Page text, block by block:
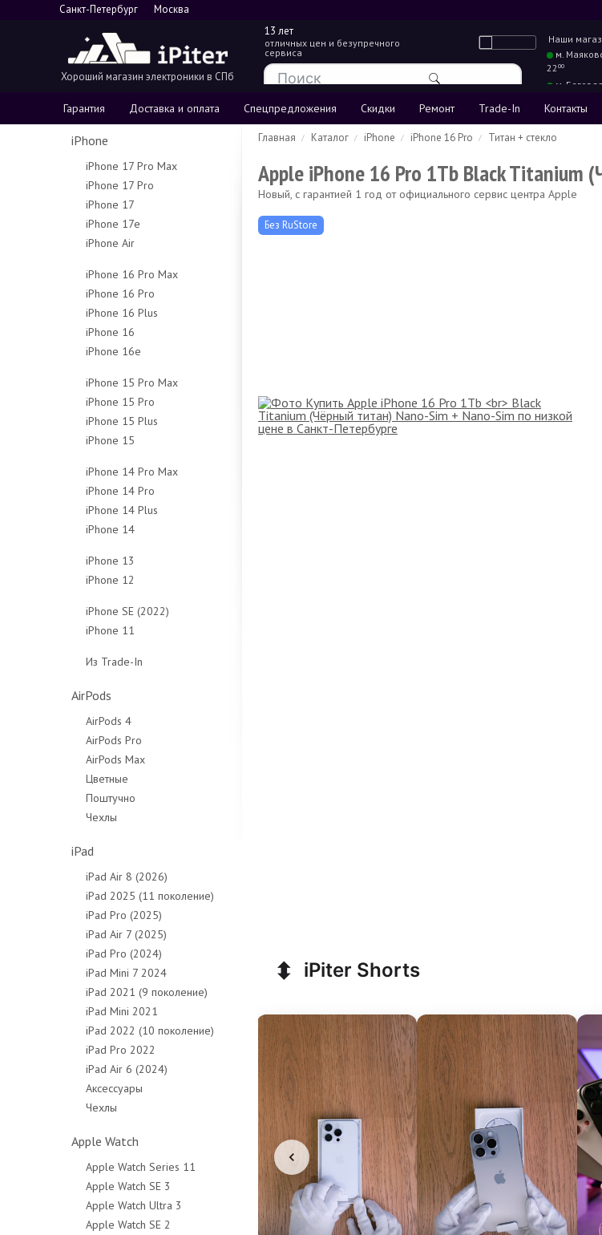
Санкт-Петербург Москва
Хороший магазин электроники в СПб
Наши
м.
2200
м. Беговая,
13 лет
отличных цен и безупречного
сервиса
Гарантия Доставка и оплата Спецпредложения Скидки Ремонт Trade-In Контакты
iPhone
iPhone 17 Pro Max
256Gb
512Gb
1Tb
2Tb
iPhone 17 Pro
256Gb
512Gb
1Tb
iPhone 17
256Gb
512Gb
iPhone 17e
256Gb
iPhone Air
iPhone 16 Pro Max
256Gb
512Gb
1Tb
Чехлы
iPhone 16 Pro
128Gb
256Gb
512Gb
Чехлы
iPhone 16 Plus
128Gb
256Gb
Чехлы
iPhone 16
128Gb
Чехлы
iPhone 16e
Чехлы
iPhone 15 Pro Max
256Gb
512Gb
1Tb
Чехлы
iPhone 15 Pro
128Gb
256Gb
Чехлы
iPhone 15 Plus
128Gb
Чехлы
iPhone 15
Чехлы
iPhone 14 Pro Max
128Gb
256Gb
512Gb
Чехлы
iPhone 14 Pro
128Gb
256Gb
iPhone 14 Plus
128Gb
iPhone 14
Чехлы
iPhone 13
128Gb
iPhone 12
Чехлы
iPhone SE (2022)
64Gb
Чехлы
Защитные стёкла
iPhone 11
Чехлы
Из Trade-In
AirPods
AirPods 4
AirPods Pro
AirPods Max
Цветные
Поштучно
Чехлы
iPad
iPad Air 8 (2026)
iPad 2025 (11 поколение)
iPad Pro (2025)
iPad Air 7 (2025)
iPad Pro (2024)
iPad Mini 7 2024
iPad 2021 (9 поколение)
iPad Mini 2021
iPad 2022 (10 поколение)
iPad Pro 2022
iPad Air 6 (2024)
Аксессуары
Чехлы
Apple Watch
Apple Watch Series 11
Apple Watch SE 3
Apple Watch Ultra 3
Apple Watch SE 2
Главная Каталог iPhone iPhone 16 Pro Титан + стекло
Apple iPhone 16 Pro 1Tb Black Titanium
Новый, с гарантией 1 год от официального сервис центра Apple
Без RuStore
⬍ iPiter Shorts